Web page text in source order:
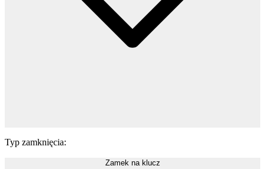
Typ zamknięcia:
Zamek na klucz